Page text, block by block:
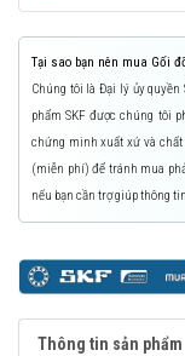
Tại sao bạn nên mua Gối
Chúng tôi là Đại lý ủy quyền
phẩm SKF được chúng tôi
chứng minh xuất xứ và chất
(miễn phí) để tránh mua
nếu bạn cần trợ giúp thông
Thông tin sản phẩm